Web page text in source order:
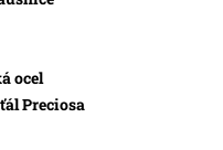
ocel
Preciosa